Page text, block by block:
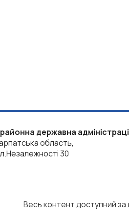
районна державна
область,
30
Весь контент доступний